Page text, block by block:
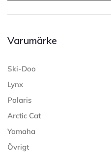
Varumärke
Ski-Doo
Lynx
Polaris
Arctic Cat
Yamaha
Övrigt